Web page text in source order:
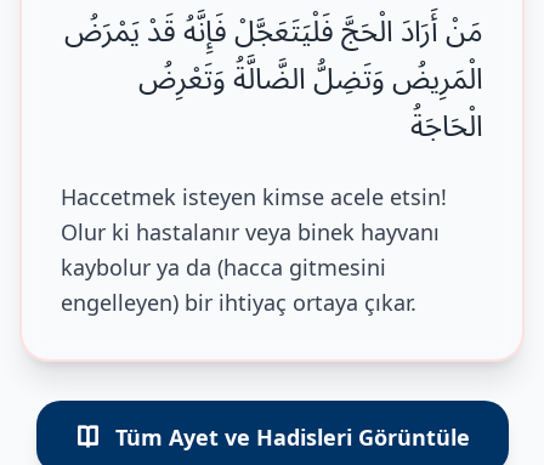
مَنْ أَرَادَ الْحَجَّ فَلْيَتَعَجَّلْ فَإِنَّهُ قَدْ يَمْرَضُ
الْمَرِيضُ وَتَضِلُّ الضَّالَّةُ وَتَعْرِضُ
الْحَاجَةُ
Haccetmek isteyen kimse acele etsin!
Olur ki hastalanır veya binek hayvanı
kaybolur ya da (hacca gitmesini
engelleyen) bir ihtiyaç ortaya çıkar.
Tüm Ayet ve Hadisleri Görüntüle